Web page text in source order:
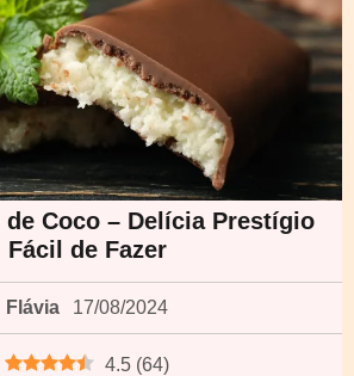
Coco – Delícia Prestígio
Fácil de Fazer
Flávia 17/08/2024
4.5 (64)